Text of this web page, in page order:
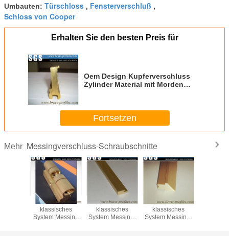
Umbauten: Türschloss , Fensterverschluß ,
Schloss von Cooper
Erhalten Sie den besten Preis für
Oem Design Kupferverschluss
Zylinder Material mit Morden
Fortsetzen
Mehr Messingverschluss-Schraubschnitte
Dekoratives
klassisches
System Messing
Sicheres
klassisches
System Messing-
Sicheres
klassisches
System Messing-